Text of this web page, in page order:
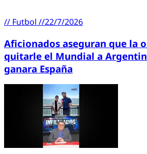
// Futbol //22/7/2026
Aficionados aseguran que la
quitarle el Mundial a
ganara España